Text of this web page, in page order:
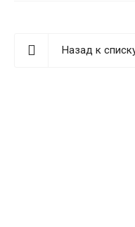
Назад к